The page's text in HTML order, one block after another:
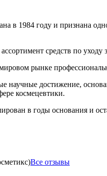
в 1984 году и признана
средств по
рынке
научные достижение,
космецевтики.
в годы основания и
Все отзывы